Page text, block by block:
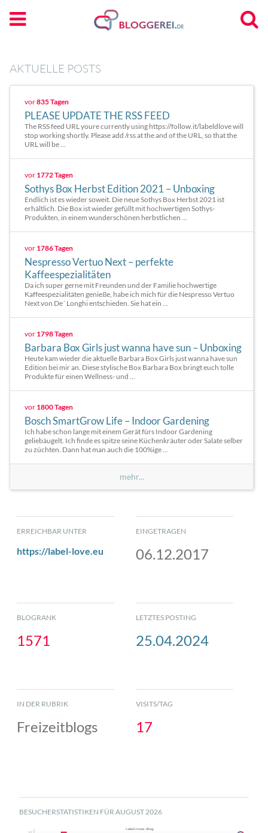
AKTUELLE POSTS
vor835 Tagen
PLEASE UPDATE THE RSS FEED
The RSS feed URL youre currently using https://follow.it/labeldlove will
stop working shortly. Please add /rss at the and of the URL, so that the
URL will be ...
vor 1772 Tagen
Sothys Box Herbst Edition 2021 – Unboxing
Endlich ist es wieder soweit. Die neue Sothys Box Herbst 2021 ist
erhältlich. Die Box ist wieder gefüllt mit hochwertigen Sothys-
Produkten, in einem wunderschönen herbstlichen ...
vor 1786 Tagen
Nespresso Vertuo Next – perfekte
Kaffeespezialitäten
Da ich super gerne mit Freunden und der Familie hochwertige
Kaffeespezialitäten genieße, habe ich mich für die Nespresso Vertuo
Next von De´ Longhi entschieden. Sie hat ein ...
vor 1798 Tagen
Barbara Box Girls just wanna have sun – Unboxing
Heute kam wieder die aktuelle Barbara Box Girls just wanna have sun
Edition bei mir an. Diese stylische Box Barbara Box bringt euch tolle
Produkte für einen Wellness- und ...
vor 1800 Tagen
Bosch SmartGrow Life – Indoor Gardening
Ich habe schon lange mit einem Gerät fürs Indoor Gardening
geliebäugelt. Ich finde es spitze seine Küchenkräuter oder Salate selber
zu züchten. Dann hat man auch die 100%ige ...
mehr...
ERREICHBAR UNTER
https://label-love.eu
EINGETRAGEN
06.12.2017
BLOGRANK
1571
LETZTES POSTING
25.04.2024
IN DER RUBRIK
Freizeitblogs
VISITS/TAG
17
BESUCHERSTATISTIKEN FÜR AUGUST 2026